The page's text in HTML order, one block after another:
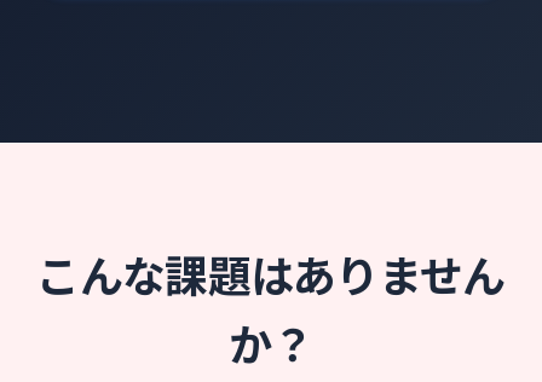
こんな課題はありません
か？